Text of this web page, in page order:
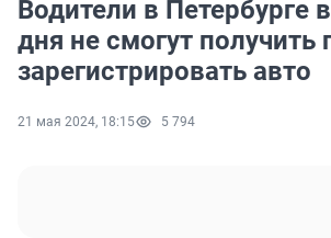
Водители в Петербурге
дня не смогут получить
зарегистрировать авто
21 мая 2024, 18:15 5 794